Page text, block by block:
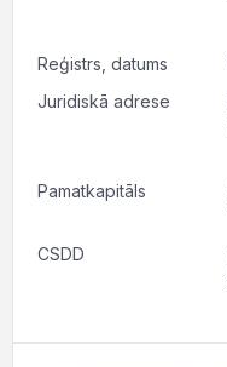
Reģistrs, datums
Juridiskā adrese
Pamatkapitāls
CSDD